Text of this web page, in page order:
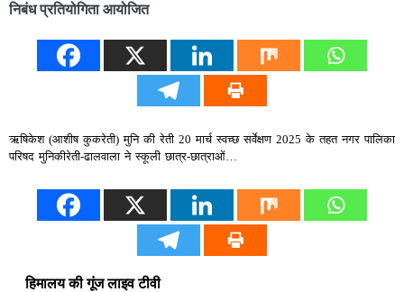
निबंध प्रतियोगिता आयोजित
ऋषिकेश (आशीष कुकरेती) मुनि की रेती 20 मार्च स्वच्छ सर्वेक्षण 2025 के तहत नगर पालिका
परिषद मुनिकीरेती-ढालवाला ने स्कूली छात्र-छात्राओं…
हिमालय की गूंज लाइव टीवी